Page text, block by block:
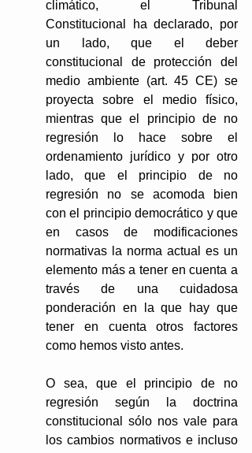
climático, el Tribunal
Constitucional ha declarado, por
un lado, que el deber
constitucional de protección del
medio ambiente (art. 45 CE) se
proyecta sobre el medio físico,
mientras que el principio de no
regresión lo hace sobre el
ordenamiento jurídico y por otro
lado, que el principio de no
regresión no se acomoda bien
con el principio democrático y que
en casos de modificaciones
normativas la norma actual es un
elemento más a tener en cuenta a
través de una cuidadosa
ponderación en la que hay que
tener en cuenta otros factores
como hemos visto antes.
O sea, que el principio de no
regresión según la doctrina
constitucional sólo nos vale para
los cambios normativos e incluso